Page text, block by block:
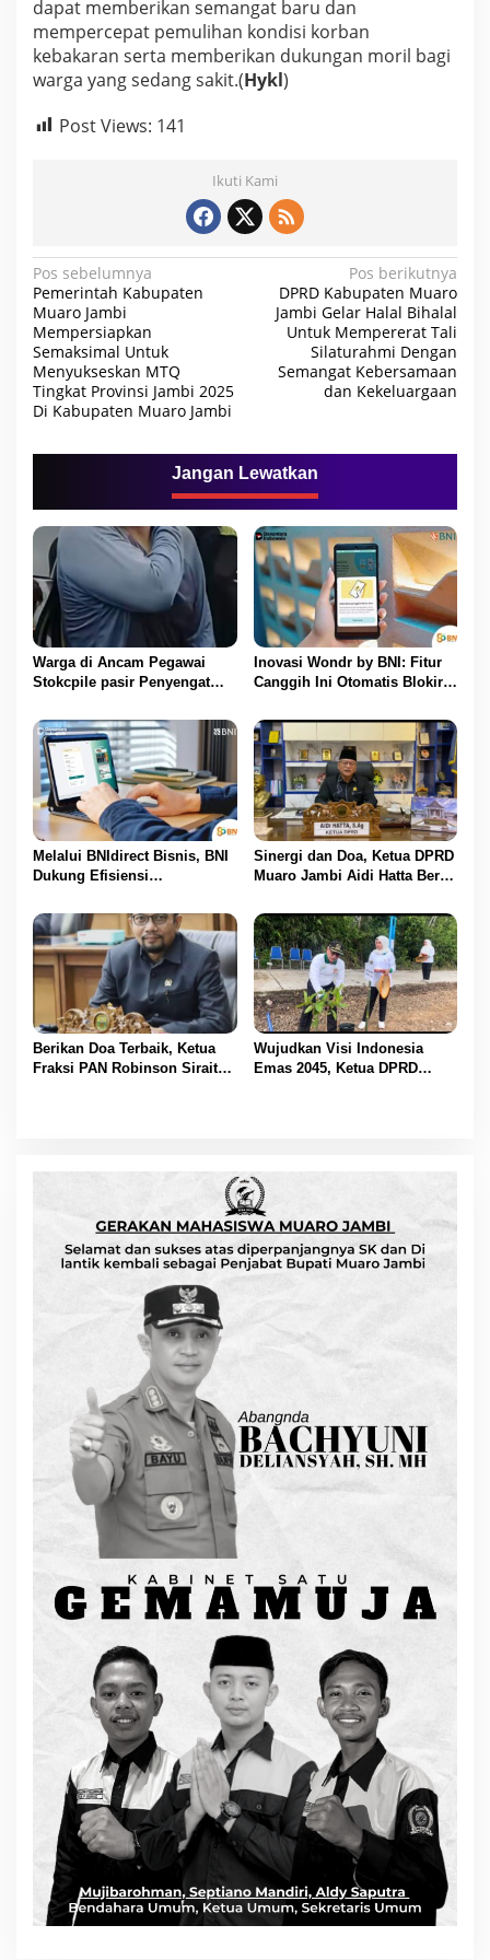
dapat memberikan semangat baru dan
mempercepat pemulihan kondisi korban
kebakaran serta memberikan dukungan moril bagi
warga yang sedang sakit.(Hykl)
Post Views: 141
Ikuti Kami
N
a
v
i
g
s
p
o
s
Pos sebelumnya
Pemerintah Kabupaten
Muaro Jambi
Mempersiapkan
Semaksimal Untuk
Menyukseskan MTQ
Tingkat Provinsi Jambi 2025
Di Kabupaten Muaro Jambi
Pos berikutnya
DPRD Kabupaten Muaro
Jambi Gelar Halal Bihalal
Untuk Mempererat Tali
Silaturahmi Dengan
Semangat Kebersamaan
dan Kekeluargaan
Jangan Lewatkan
Warga di Ancam Pegawai
Stokcpile pasir Penyengat
Inovasi Wondr by BNI: Fitur
Canggih Ini Otomatis Blokir
Masuk
Melalui BNIdirect Bisnis, BNI
Dukung Efisiensi
UMKM
Sinergi dan Doa, Ketua DPRD
Muaro Jambi Aidi Hatta Beri
BBS
Berikan Doa Terbaik, Ketua
Fraksi PAN Robinson Sirait
Wujudkan Visi Indonesia
Emas 2045, Ketua DPRD